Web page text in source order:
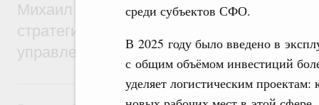
среди субъектов СФО.
В 2025 году было введено в
с общим объёмом инвестиций
уделяет логистическим проектам:
Михаил Мишустин дал поручения по
стратегической сессии о
управления научно-технологическим
Вчера